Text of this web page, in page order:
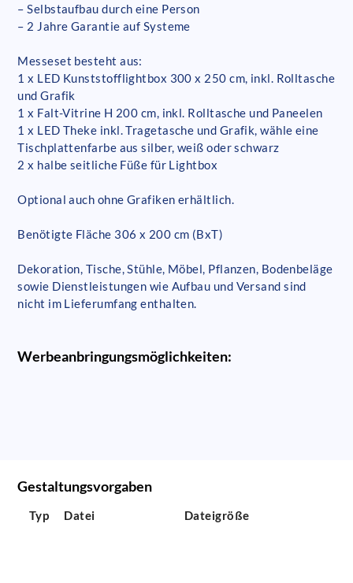
– Selbstaufbau durch eine Person
– 2 Jahre Garantie auf Systeme
Messeset besteht aus:
1 x LED Kunststofflightbox 300 x 250 cm, inkl. Rolltasche
und Grafik
1 x Falt-Vitrine H 200 cm, inkl. Rolltasche und Paneelen
1 x LED Theke inkl. Tragetasche und Grafik, wähle eine
Tischplattenfarbe aus silber, weiß oder schwarz
2 x halbe seitliche Füße für Lightbox
Optional auch ohne Grafiken erhältlich.
Benötigte Fläche 306 x 200 cm (BxT)
Dekoration, Tische, Stühle, Möbel, Pflanzen, Bodenbeläge
sowie Dienstleistungen wie Aufbau und Versand sind
nicht im Lieferumfang enthalten.
Werbeanbringungsmöglichkeiten:
Gestaltungsvorgaben
Typ Datei Dateigröße